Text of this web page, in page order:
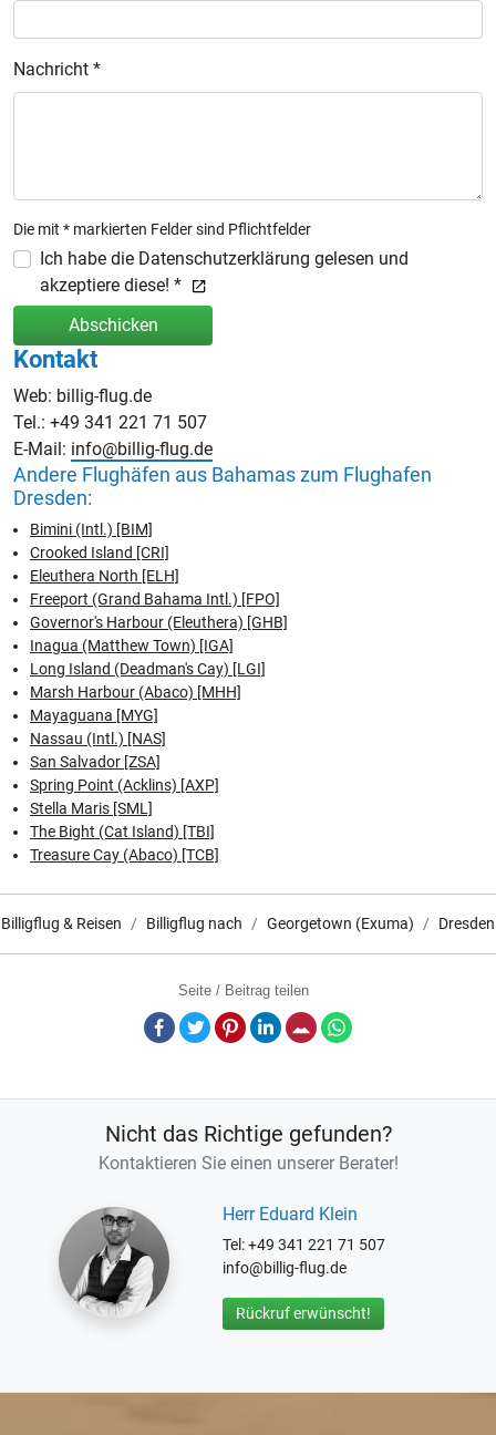
Nachricht *
Die mit * markierten Felder sind Pflichtfelder
Ich habe die Datenschutzerklärung gelesen und
akzeptiere diese! *
Abschicken
Kontakt
Web: billig-flug.de
Tel.: +49 341 221 71 507
E-Mail: info@billig-flug.de
Andere Flughäfen aus Bahamas zum Flughafen
Dresden:
Bimini (Intl.) [BIM]
Crooked Island [CRI]
Eleuthera North [ELH]
Freeport (Grand Bahama Intl.) [FPO]
Governor's Harbour (Eleuthera) [GHB]
Inagua (Matthew Town) [IGA]
Long Island (Deadman's Cay) [LGI]
Marsh Harbour (Abaco) [MHH]
Mayaguana [MYG]
Nassau (Intl.) [NAS]
San Salvador [ZSA]
Spring Point (Acklins) [AXP]
Stella Maris [SML]
The Bight (Cat Island) [TBI]
Treasure Cay (Abaco) [TCB]
Billigflug & Reisen Billigflug nach Georgetown (Exuma) Dresden
Seite / Beitrag teilen
Facebook
TwitterPinterestLinkedInE-Mail
Nicht das Richtige gefunden?
Kontaktieren Sie einen unserer Berater!
Herr Eduard Klein
Tel: +49 341 221 71 507
info@billig-flug.de
Rückruf erwünscht!